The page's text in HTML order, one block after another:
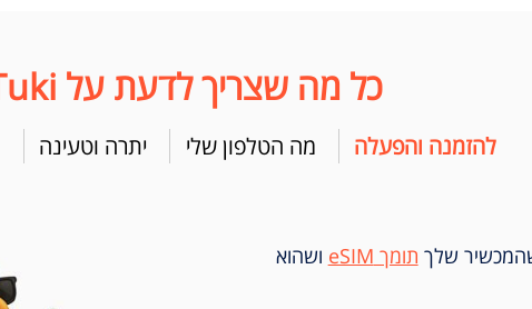
כל מה שצריך לדעת על Tuki
להזמנה והפעלה מה הטלפון שלי יתרה וטעינה
שלך תומך eSIM
ושהוא